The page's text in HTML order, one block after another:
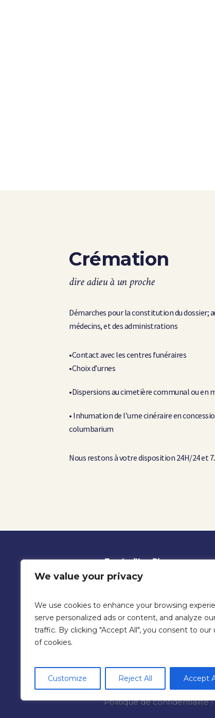
We value your privacy
We use cookies to enhance your browsing
serve personalized ads or content, and analyze
traffic. By clicking "Accept All", you consent to our
of cookies.
Customize Reject All Accept
Crémation
dire adieu à un proche
Démarches pour la constitution du dossier;
médecins, et des administrations
•Contact avec les centres funéraires
•Choix d’urnes
•Dispersions au cimetière communal ou en
• Inhumation de l’urne cinéraire en
columbarium
Nous restons à votre disposition 24H/24 et
Funérailles Rigon
secteur funéraire, situé rue
de Bois de Goutroux 31 à
Monceau-sur-Sambre.
Politique de confidentialité/